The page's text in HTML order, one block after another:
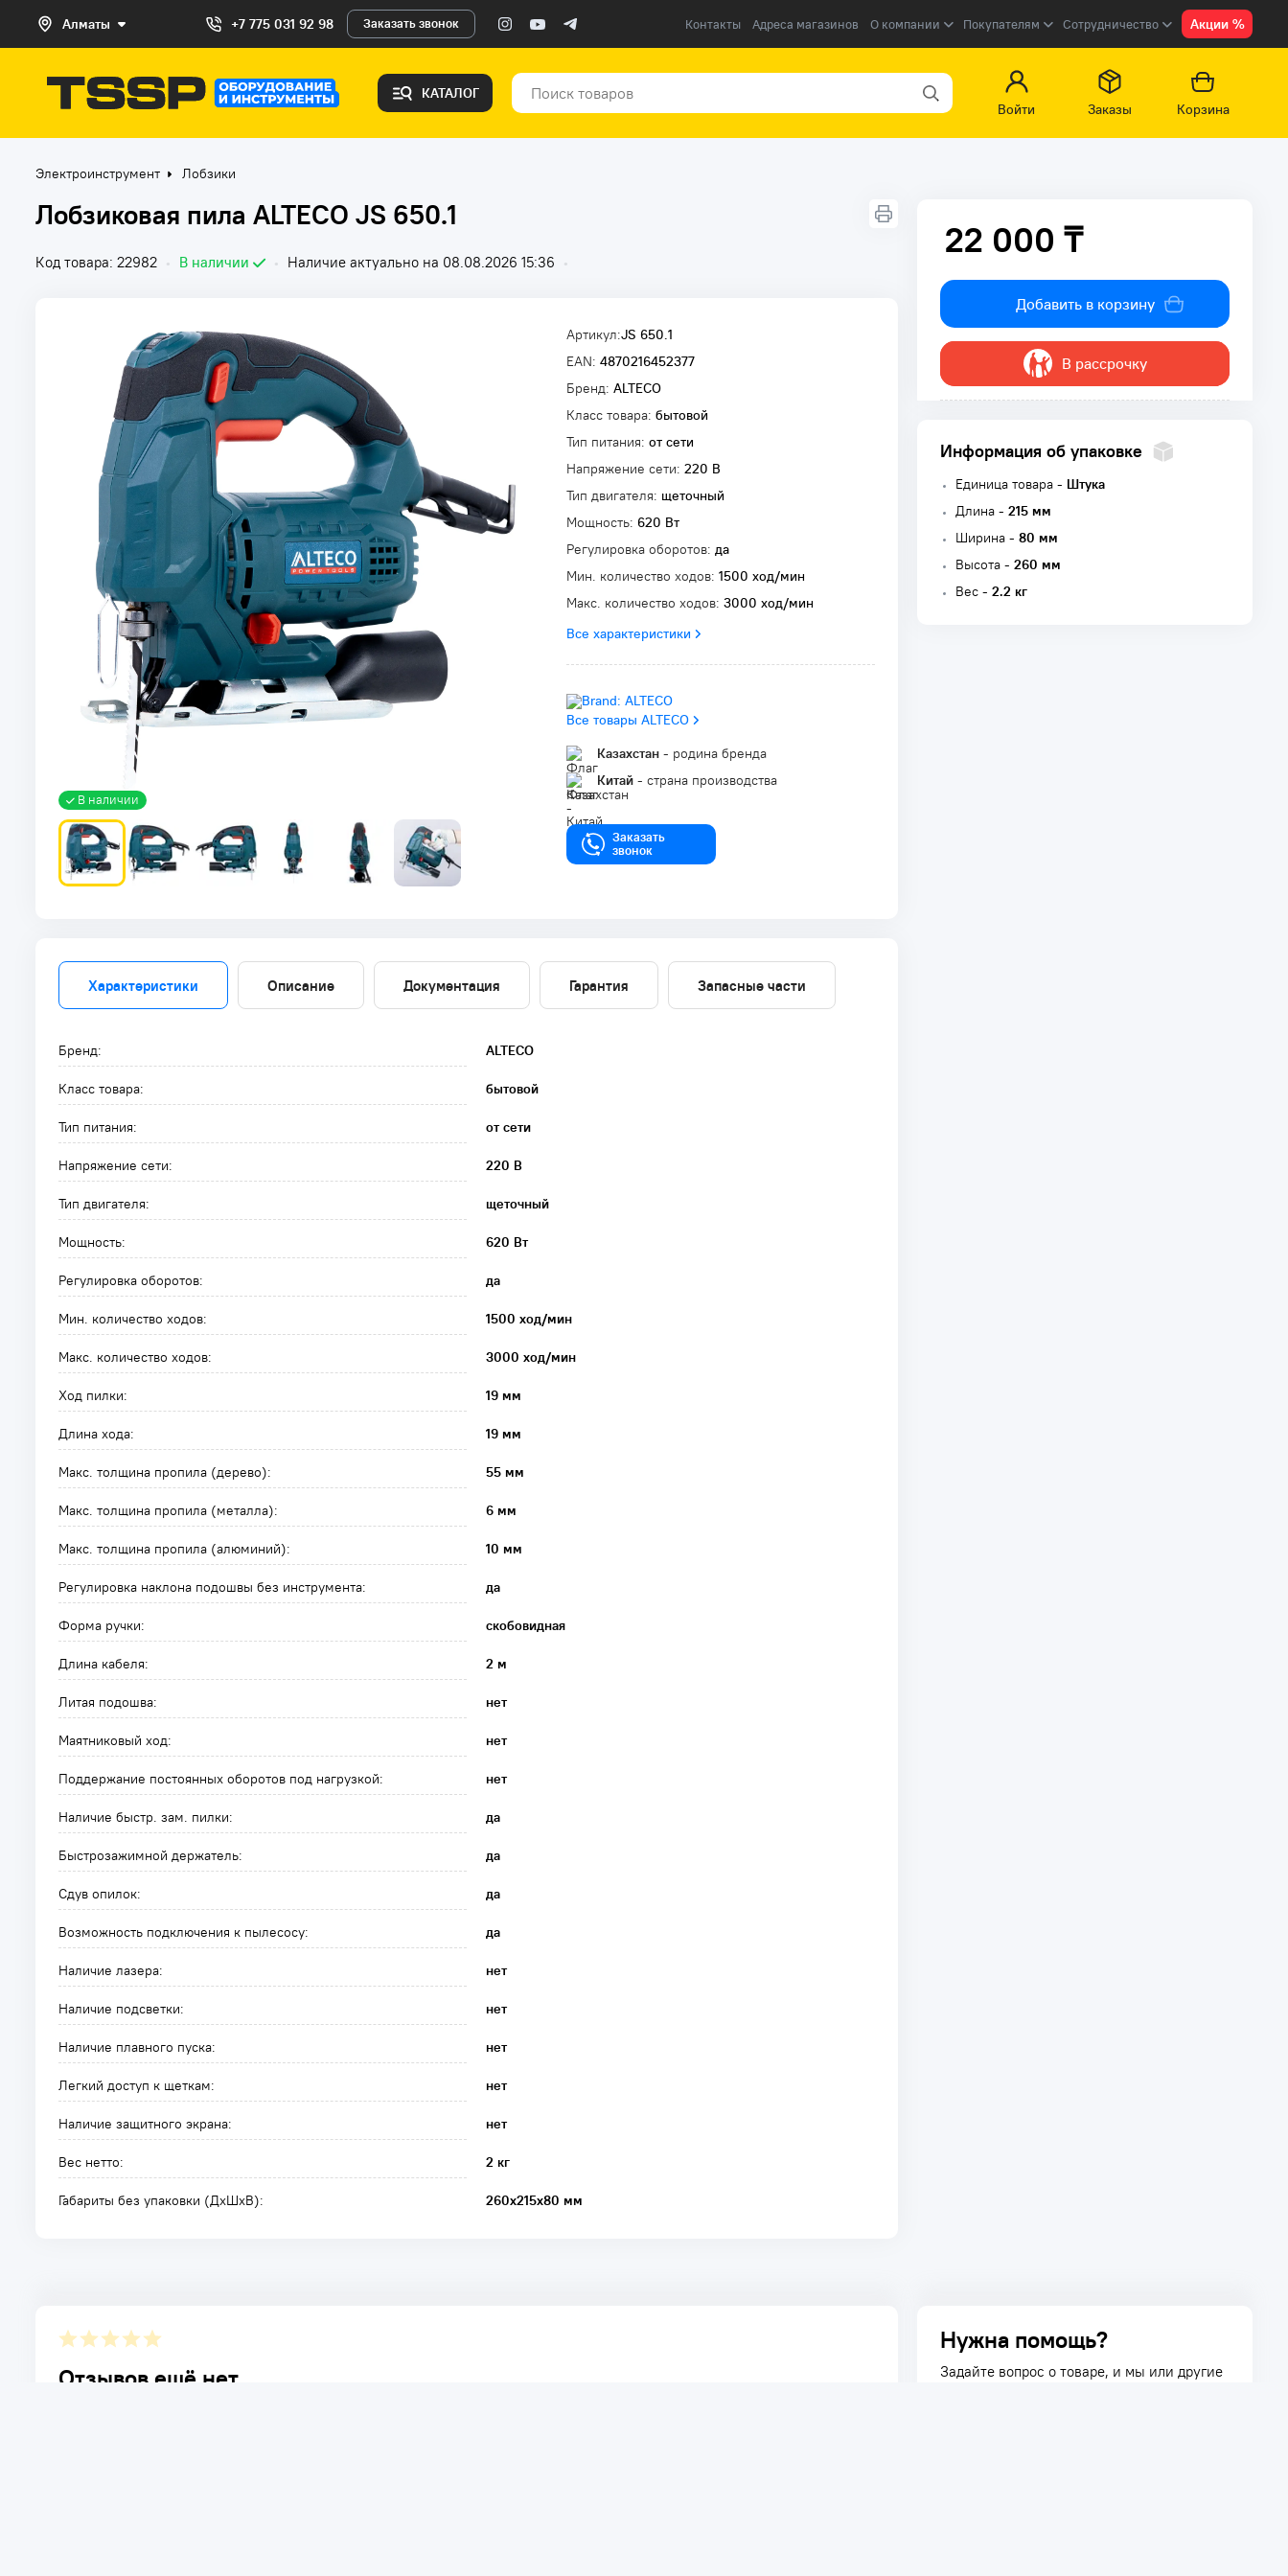
Алматы +7 775 031 92 98 Заказать звонок Контакты Адреса магазинов О компании Покупателям Сотрудничество Акции %
КАТАЛОГ
Войти
Заказы Корзина
Электроинструмент Лобзики
Лобзиковая пила ALTECO JS 650.1
Код товара: 22982 • В наличии • Наличие актуально на 08.08.2026 15:36 •
В наличии
Артикул:JS 650.1
EAN: 4870216452377
Бренд: ALTECO
Класс товара: бытовой
Тип питания: от сети
Напряжение сети: 220 В
Тип двигателя: щеточный
Мощность: 620 Вт
Регулировка оборотов: да
Мин. количество ходов: 1500 ход/мин
Макс. количество ходов: 3000 ход/мин
Все характеристики
Все товары ALTECO
Казахстан - родина бренда
Китай - страна производства
Заказать
звонок
22 000 ₸
22 000 ₸
Добавить в корзину
В рассрочку
Информация об упаковке
Единица товара - Штука
Длина - 215 мм
Ширина - 80 мм
Высота - 260 мм
Вес - 2.2 кг
Характеристики Описание Документация Гарантия Запасные части
Бренд: ALTECO
Класс товара: бытовой
Тип питания: от сети
Напряжение сети: 220 В
Тип двигателя: щеточный
Мощность: 620 Вт
Регулировка оборотов: да
Мин. количество ходов: 1500 ход/мин
Макс. количество ходов: 3000 ход/мин
Ход пилки: 19 мм
Длина хода: 19 мм
Макс. толщина пропила (дерево): 55 мм
Макс. толщина пропила (металла): 6 мм
Макс. толщина пропила (алюминий): 10 мм
Регулировка наклона подошвы без инструмента: да
Форма ручки: скобовидная
Длина кабеля: 2 м
Литая подошва: нет
Маятниковый ход: нет
Поддержание постоянных оборотов под нагрузкой: нет
Наличие быстр. зам. пилки: да
Быстрозажимной держатель: да
Сдув опилок: да
Возможность подключения к пылесосу: да
Наличие лазера: нет
Наличие подсветки: нет
Наличие плавного пуска: нет
Легкий доступ к щеткам: нет
Наличие защитного экрана: нет
Вес нетто: 2 кг
Габариты без упаковки (ДxШxВ): 260х215х80 мм
Отзывов ещё нет.
Нужна помощь?
Задайте вопрос о товаре, и мы или другие